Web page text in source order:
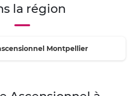
la région
Montpellier